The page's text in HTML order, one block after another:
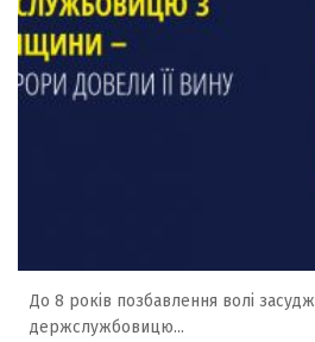
До 8 років позбавлення волі
держслужбовицю...